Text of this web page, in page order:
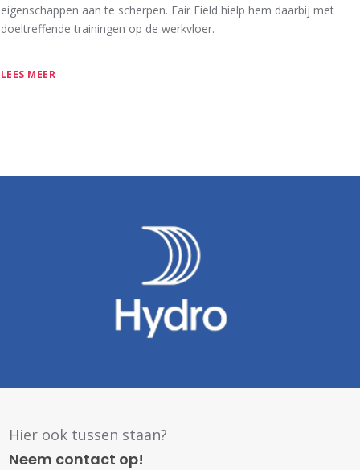
eigenschappen aan te scherpen. Fair Field hielp hem daarbij met
doeltreffende trainingen op de werkvloer.
LEES MEER
Hier ook tussen staan?
Neem contact op!